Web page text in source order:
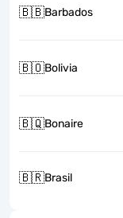
🇧🇧Barbados
🇧🇴Bolivia
🇧🇶Bonaire
🇧🇷Brasil